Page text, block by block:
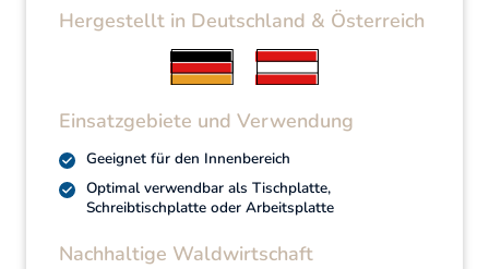
Hergestellt in Deutschland & Österreich
Einsatzgebiete und Verwendung
Geeignet für den Innenbereich
Optimal verwendbar als Tischplatte,
Schreibtischplatte oder Arbeitsplatte
Nachhaltige Waldwirtschaft